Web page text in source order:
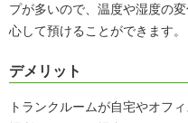
プが多いので、温度や湿度の
心して預けることができます。
デメリット
トランクルームが自宅やオフ